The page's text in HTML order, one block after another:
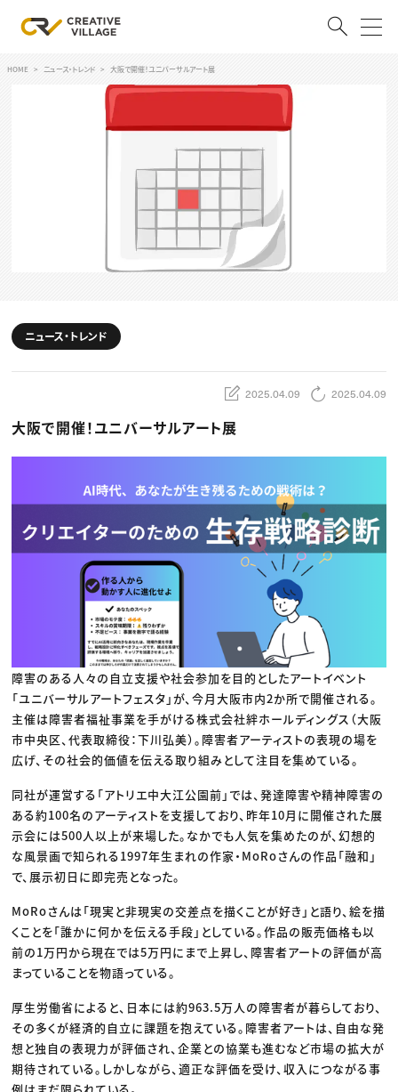
ACCOUNT
ログイン 会員登録
クリエイター求人を探す
CREATIVE JOB求人検索
スキルアップしたい！
デザイン
編集・ライティング
マーケティング
業界解説・キャリア事情
TOP Creator’s コラム
Webクリエイター
アプリクリエイター
映像クリエイター
クリエイターインタビュー
C＆R Magazine
セミナー
ニュース・トレンド トップ
Web
映像
ゲーム・エンタメ
広告
CREATIVE VILLAGEからのお知らせ
プロフェッショナル×つながる×メディア
HOME ニュース・トレンド 大阪で開催！ユニバーサルアート展
ニュース・トレンド
2025.04.09 2025.04.09
大阪で開催！ユニバーサルアート展
障害のある人々の自立支援や社会参加を目的としたアートイベント
「ユニバーサルアートフェスタ」が、今月大阪市内2か所で開催される。
主催は障害者福祉事業を手がける株式会社絆ホールディングス（大阪
市中央区、代表取締役：下川弘美）。障害者アーティストの表現の場を
広げ、その社会的価値を伝える取り組みとして注目を集めている。
同社が運営する「アトリエ中大江公園前」では、発達障害や精神障害の
ある約100名のアーティストを支援しており、昨年10月に開催された展
示会には500人以上が来場した。なかでも人気を集めたのが、幻想的
な風景画で知られる1997年生まれの作家・MoRoさんの作品「融和」
で、展示初日に即完売となった。
MoRoさんは「現実と非現実の交差点を描くことが好き」と語り、絵を描
くことを「誰かに何かを伝える手段」としている。作品の販売価格も以
前の1万円から現在では5万円にまで上昇し、障害者アートの評価が高
まっていることを物語っている。
厚生労働省によると、日本には約963.5万人の障害者が暮らしており、
その多くが経済的自立に課題を抱えている。障害者アートは、自由な発
想と独自の表現力が評価され、企業との協業も進むなど市場の拡大が
期待されている。しかしながら、適正な評価を受け、収入につながる事
例はまだ限られている。